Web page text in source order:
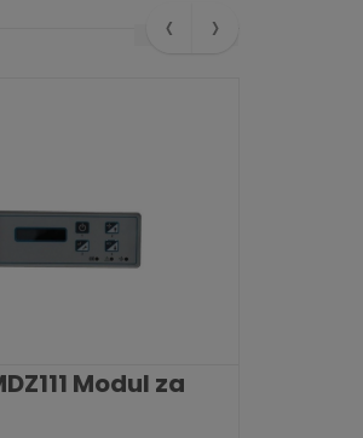
Modul za
‹ ›